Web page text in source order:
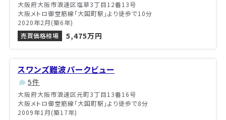
大阪府大阪市浪速区塩草3丁目12番13号
大阪メトロ御堂筋線「大国町駅」より徒歩で10分
2020年2月(築6年)
売買価格相場
5,475万円
スワンズ難波パークビュー
5件
大阪府大阪市浪速区元町3丁目13番16号
大阪メトロ御堂筋線「大国町駅」より徒歩で8分
2009年1月(築17年)